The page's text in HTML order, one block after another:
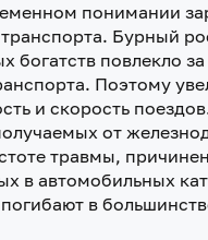
понимании
Бурный
повлекло
Поэтому
и скорость
от
травмы,
в автомобильных
в